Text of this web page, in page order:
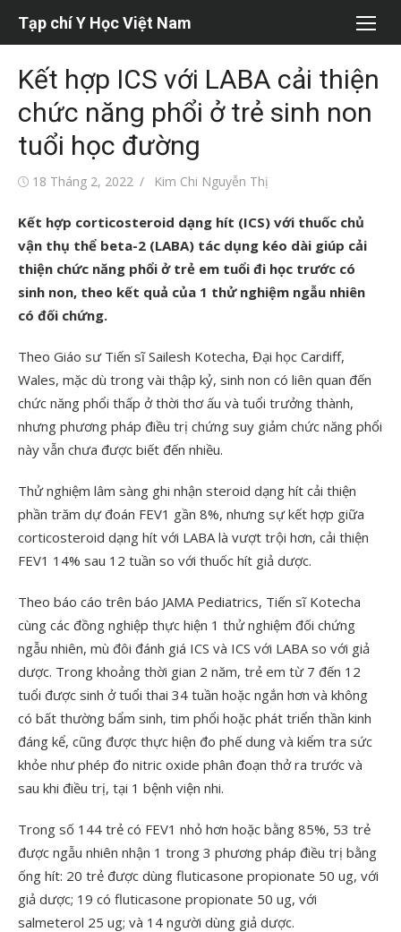
dung
Tạp chí Y Học Việt Nam
Kết hợp ICS với LABA cải thiện
chức năng phổi ở trẻ sinh non
tuổi học đường
Đăng18 Tháng 2, 2022
Tác
Kim Chi Nguyễn Thị
Kết hợp corticosteroid dạng hít (ICS) với thuốc chủ
vận thụ thể beta-2 (LABA) tác dụng kéo dài giúp cải
thiện chức năng phổi ở trẻ em tuổi đi học trước có
sinh non, theo kết quả của 1 thử nghiệm ngẫu nhiên
có đối chứng.
Theo Giáo sư Tiến sĩ Sailesh Kotecha, Đại học Cardiff,
Wales, mặc dù trong vài thập kỷ, sinh non có liên quan đến
chức năng phổi thấp ở thời thơ ấu và tuổi trưởng thành,
nhưng phương pháp điều trị chứng suy giảm chức năng phổi
này vẫn chưa được biết đến nhiều.
Thử nghiệm lâm sàng ghi nhận steroid dạng hít cải thiện
phần trăm dự đoán FEV1 gần 8%, nhưng sự kết hợp giữa
corticosteroid dạng hít với LABA là vượt trội hơn, cải thiện
FEV1 14% sau 12 tuần so với thuốc hít giả dược.
Theo báo cáo trên báo JAMA Pediatrics, Tiến sĩ Kotecha
cùng các đồng nghiệp thực hiện 1 thử nghiệm đối chứng
ngẫu nhiên, mù đôi đánh giá ICS và ICS với LABA so với giả
dược. Trong khoảng thời gian 2 năm, trẻ em từ 7 đến 12
tuổi được sinh ở tuổi thai 34 tuần hoặc ngắn hơn và không
có bất thường bẩm sinh, tim phổi hoặc phát triển thần kinh
đáng kể, cũng được thực hiện đo phế dung và kiểm tra sức
khỏe như phép đo nitric oxide phân đoạn thở ra trước và
sau khi điều trị, tại 1 bệnh viện nhi.
Trong số 144 trẻ có FEV1 nhỏ hơn hoặc bằng 85%, 53 trẻ
được ngẫu nhiên nhận 1 trong 3 phương pháp điều trị bằng
ống hít: 20 trẻ được dùng fluticasone propionate 50 ug, với
giả dược; 19 có fluticasone propionate 50 ug, với
salmeterol 25 ug; và 14 người dùng giả dược.